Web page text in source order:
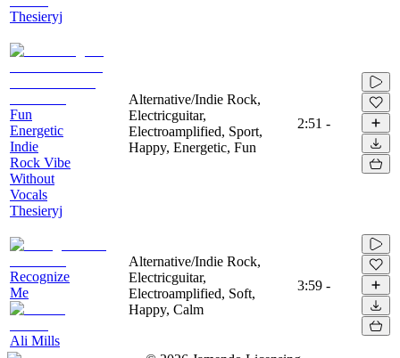
Thesieryj
Fun
Energetic
Indie
Rock Vibe
Without
Vocals
Thesieryj
Alternative/Indie Rock,
Electricguitar,
Electroamplified, Sport,
Happy, Energetic, Fun
2:51 -
Recognize
Me
Ali Mills
Alternative/Indie Rock,
Electricguitar,
Electroamplified, Soft,
Happy, Calm
3:59 -